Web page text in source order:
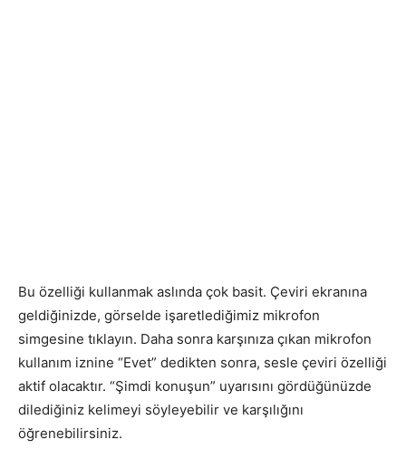
Bu özelliği kullanmak aslında çok basit. Çeviri ekranına
geldiğinizde, görselde işaretlediğimiz mikrofon
simgesine tıklayın. Daha sonra karşınıza çıkan mikrofon
kullanım iznine “Evet” dedikten sonra, sesle çeviri özelliği
aktif olacaktır. “Şimdi konuşun” uyarısını gördüğünüzde
dilediğiniz kelimeyi söyleyebilir ve karşılığını
öğrenebilirsiniz.